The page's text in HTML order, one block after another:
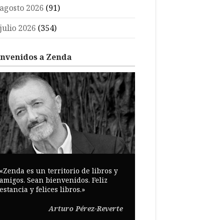
2026 (91)
2026 (354)
a Zenda
es un territorio de libros y
Sean bienvenidos. Feliz
y felices libros.»
Arturo Pérez-Reverte